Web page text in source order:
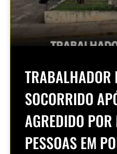
TRABALHADOR
SOCORRIDO
AGREDIDO
PESSOAS EM